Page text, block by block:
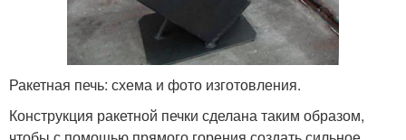
Ракетная печь: схема и фото изготовления.
Конструкция ракетной печки сделана таким образом,